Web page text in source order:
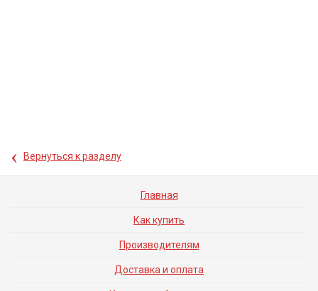
‹ Вернуться к разделу
Главная
Как купить
Производителям
Доставка и оплата